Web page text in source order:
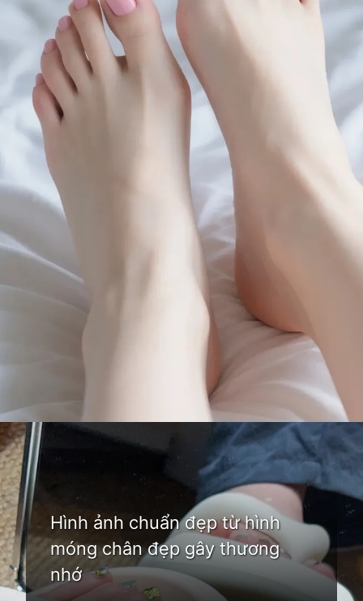
https://idep.edu.vn/mau-son-mong-chan-dep
Hình ảnh chuẩn đẹp từ hình
móng chân đẹp gây thương
nhớ